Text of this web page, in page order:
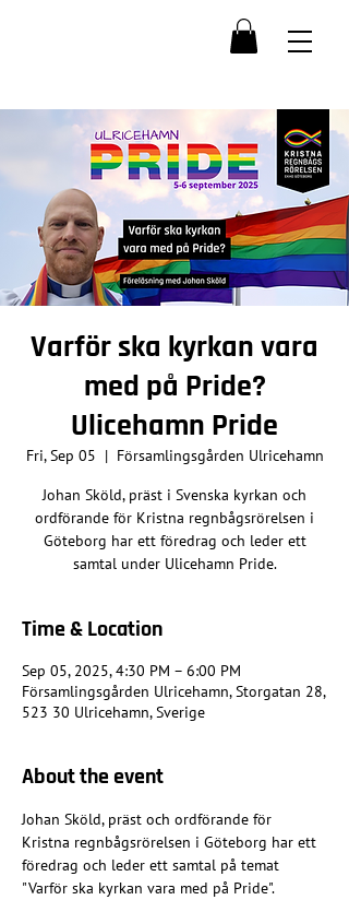
Varför ska kyrkan vara
med på Pride?
Ulicehamn Pride
Fri, Sep 05
  |
Församlingsgården Ulricehamn
Johan Sköld, präst i Svenska kyrkan och
ordförande för Kristna regnbågsrörelsen i
Göteborg har ett föredrag och leder ett
samtal under Ulicehamn Pride.
Time & Location
Sep 05, 2025, 4:30 PM – 6:00 PM
Församlingsgården Ulricehamn, Storgatan 28,
523 30 Ulricehamn, Sverige
About the event
Johan Sköld, präst och ordförande för
Kristna regnbågsrörelsen i Göteborg har ett
föredrag och leder ett samtal på temat
"Varför ska kyrkan vara med på Pride".